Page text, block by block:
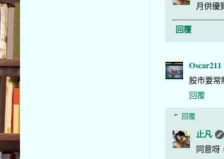
月供優
回覆
Oscar211
股市要常
回覆
回覆
止凡
同意呀